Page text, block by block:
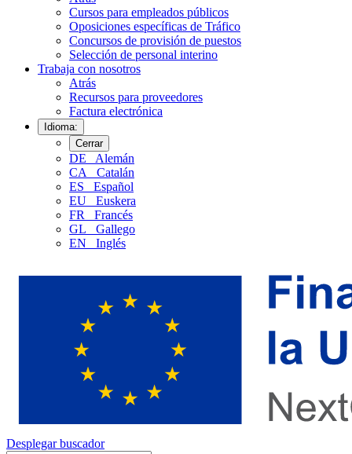
Cursos para empleados públicos
Oposiciones específicas de Tráfico
Concursos de provisión de puestos
Selección de personal interino
Trabaja con nosotros
Atrás
Recursos para proveedores
Factura electrónica
Idioma:
Cerrar
DE
Alemán
CA
Catalán
ES
Español
EU
Euskera
FR
Francés
GL
Gallego
EN
Inglés
Desplegar buscador